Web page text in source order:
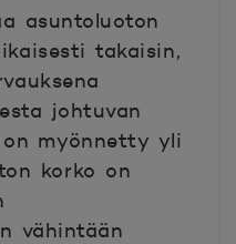
asuntoluoton
takaisin,
johtuvan
myönnetty yli
korko on
vähintään